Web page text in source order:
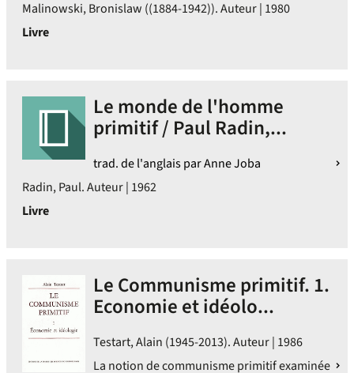
Malinowski, Bronislaw ((1884-1942)). Auteur | 1980
Livre
Le monde de l'homme
primitif / Paul Radin,...
trad. de l'anglais par Anne Joba
Radin, Paul. Auteur | 1962
Livre
Le Communisme primitif. 1.
Economie et idéolo...
Testart, Alain (1945-2013). Auteur | 1986
La notion de communisme primitif examinée